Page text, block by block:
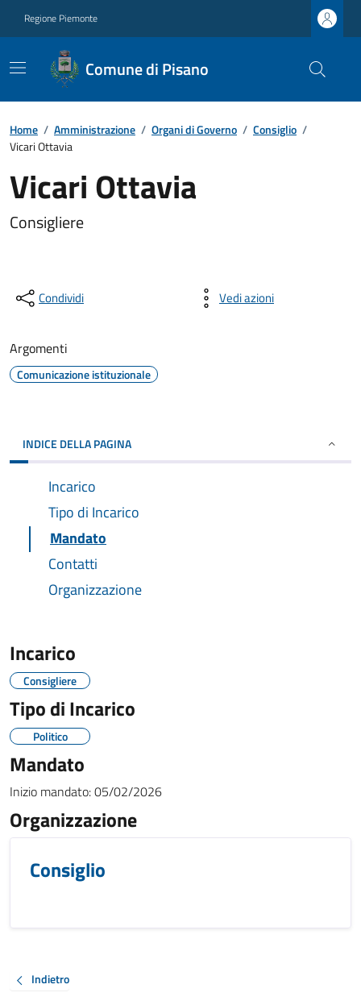
Regione Piemonte
Comune di Pisano
Home / Amministrazione / Organi di Governo / Consiglio /
Vicari Ottavia
Vicari Ottavia
Consigliere
Condividi Vedi azioni
Argomenti
Comunicazione istituzionale
INDICE DELLA PAGINA
Incarico
Tipo di Incarico
Mandato
Contatti
Organizzazione
Incarico
Consigliere
Tipo di Incarico
Politico
Mandato
Inizio mandato:05/02/2026
Organizzazione
Consiglio
Indietro